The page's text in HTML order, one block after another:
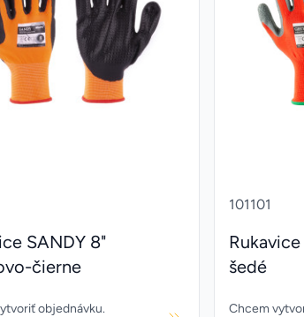
SANDY 8"
čierne
objednávku.
101101
šedé
Chcem